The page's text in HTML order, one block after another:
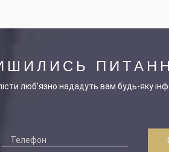
люб’язно нададуть вам будь-яку